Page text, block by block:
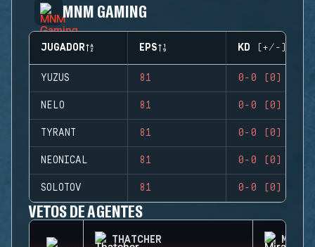
MNM GAMING
JUGADOR EPS KD (+/-)
YUZUS 81 0-0 (0)
NELO 81 0-0 (0)
TYRANT 81 0-0 (0)
NEONICAL 81 0-0 (0)
SOLOTOV 81 0-0 (0)
VETOS DE AGENTES
THATCHER MIRA